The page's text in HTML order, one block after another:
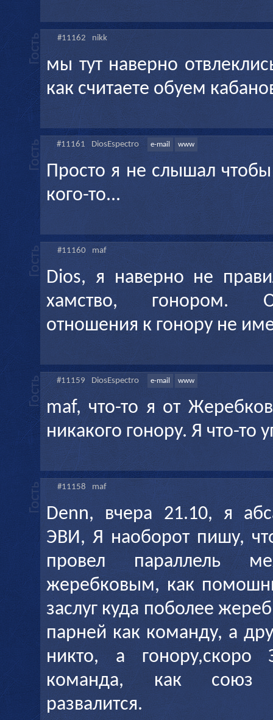
#11162 nikk
мы тут наверно
как считаете обуем
#11161 DiosEspectro e-mail www
Просто я не слышал
кого-то...
#11160 maf
Dios, я наверно не
хамство, гонором.
отношения к гонору не
#11159 DiosEspectro e-mail www
maf, что-то я от
никакого гонору. Я что-то
#11158 maf
Denn, вчера 21.10, я
ЭВИ, Я наоборот пишу,
провел параллель
жеребковым, как
заслуг куда поболее
парней как команду, а
никто, а
команда, как союз
развалится.